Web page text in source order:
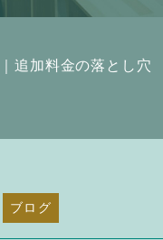
追加料金の落とし穴
ブログ